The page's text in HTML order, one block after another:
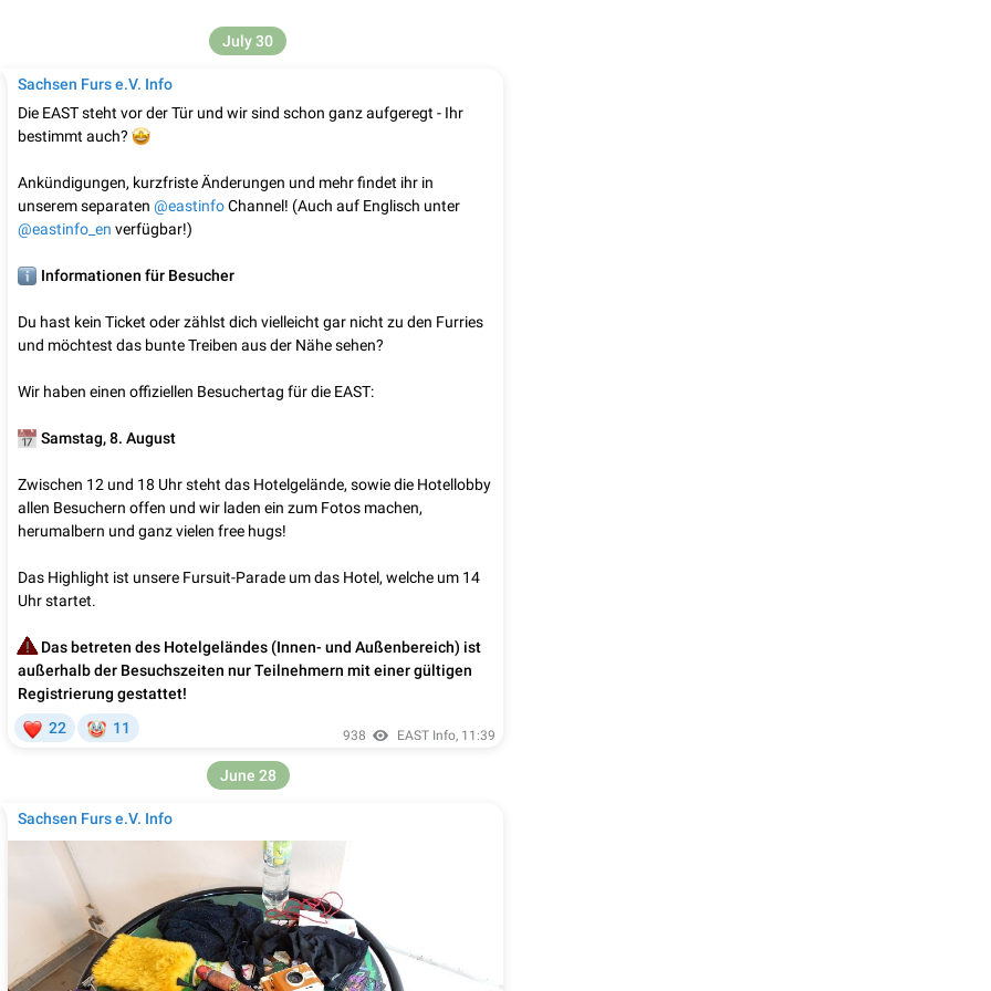
Sachsen Furs e.V. Info
Die EAST steht vor der Tür und wir sind schon ganz aufgeregt - Ihr
bestimmt auch?
Ankündigungen, kurzfriste Änderungen und mehr findet ihr in
unserem separaten @eastinfoChannel! (Auch auf Englisch unter
@eastinfo_en verfügbar!)
Informationen für Besucher
Du hast kein Ticket oder zählst dich vielleicht gar nicht zu den Furries
und möchtest das bunte Treiben aus der Nähe sehen?
Wir haben einen offiziellen Besuchertag für die EAST:
Samstag, 8. August
Zwischen 12 und 18 Uhr steht das Hotelgelände, sowie die Hotellobby
allen Besuchern offen und wir laden ein zum Fotos machen,
herumalbern und ganz vielen free hugs!
Das Highlight ist unsere Fursuit-Parade um das Hotel, welche um 14
Uhr startet.
Das betreten des Hotelgeländes (Innen- und Außenbereich) ist
außerhalb der Besuchszeiten nur Teilnehmern mit einer gültigen
Registrierung gestattet!
22 11 938 EAST Info, 11:39
July 30
Sachsen Furs e.V. Info
June 28